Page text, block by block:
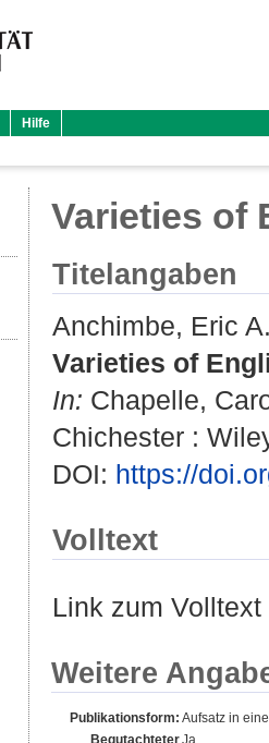
Hilfe
Varieties of
Titelangaben
Anchimbe, Eric
Varieties of
In: Chapelle,
Chichester :
DOI: https://
Volltext
Link zum
Weitere
Publikationsform: Aufsatz in
BegutachteterJa